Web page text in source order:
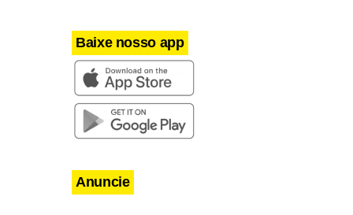
Baixe nosso app
Anuncie